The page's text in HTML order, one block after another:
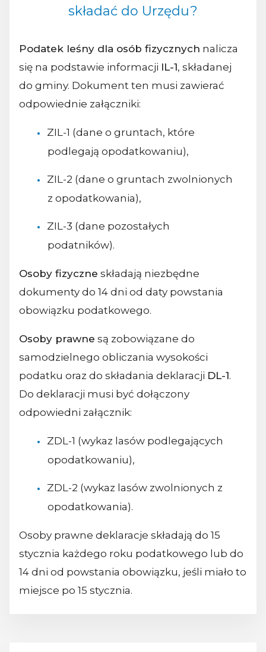
składać do Urzędu?
Podatek leśny dla osób fizycznych nalicza
się na podstawie informacji IL-1, składanej
do gminy. Dokument ten musi zawierać
odpowiednie załączniki:
ZIL-1 (dane o gruntach, które
podlegają opodatkowaniu),
ZIL-2 (dane o gruntach zwolnionych
z opodatkowania),
ZIL-3 (dane pozostałych
podatników).
Osoby fizyczne składają niezbędne
dokumenty do 14 dni od daty powstania
obowiązku podatkowego.
Osoby prawne są zobowiązane do
samodzielnego obliczania wysokości
podatku oraz do składania deklaracji DL-1.
Do deklaracji musi być dołączony
odpowiedni załącznik:
ZDL-1 (wykaz lasów podlegających
opodatkowaniu),
ZDL-2 (wykaz lasów zwolnionych z
opodatkowania).
Osoby prawne deklaracje składają do 15
stycznia każdego roku podatkowego lub do
14 dni od powstania obowiązku, jeśli miało to
miejsce po 15 stycznia.